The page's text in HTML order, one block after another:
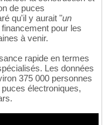
de puces
qu'il y aurait "un
pour les
à venir.
rapide en termes
Les données
375 000 personnes
électroniques,